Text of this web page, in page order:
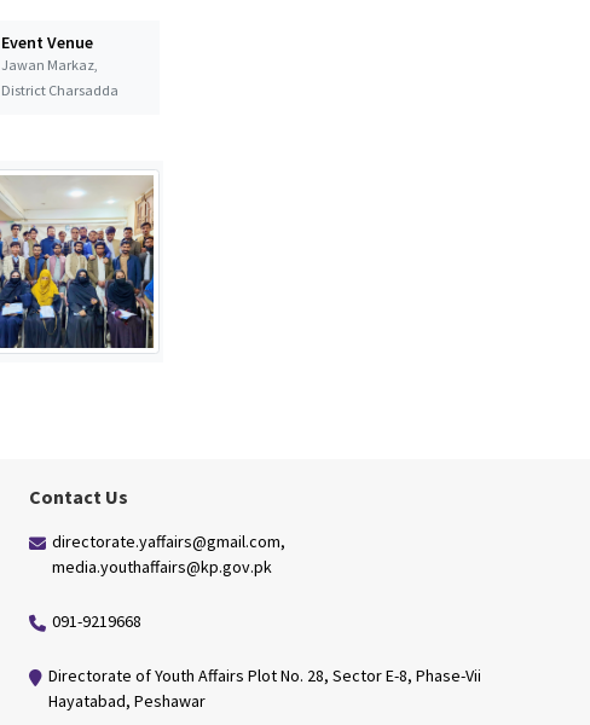
Event Venue
Jawan Markaz,
District Charsadda
Contact Us
directorate.yaffairs@gmail.com,
media.youthaffairs@kp.gov.pk
091-9219668
Directorate of Youth Affairs Plot No. 28, Sector E-8, Phase-Vii
Hayatabad, Peshawar